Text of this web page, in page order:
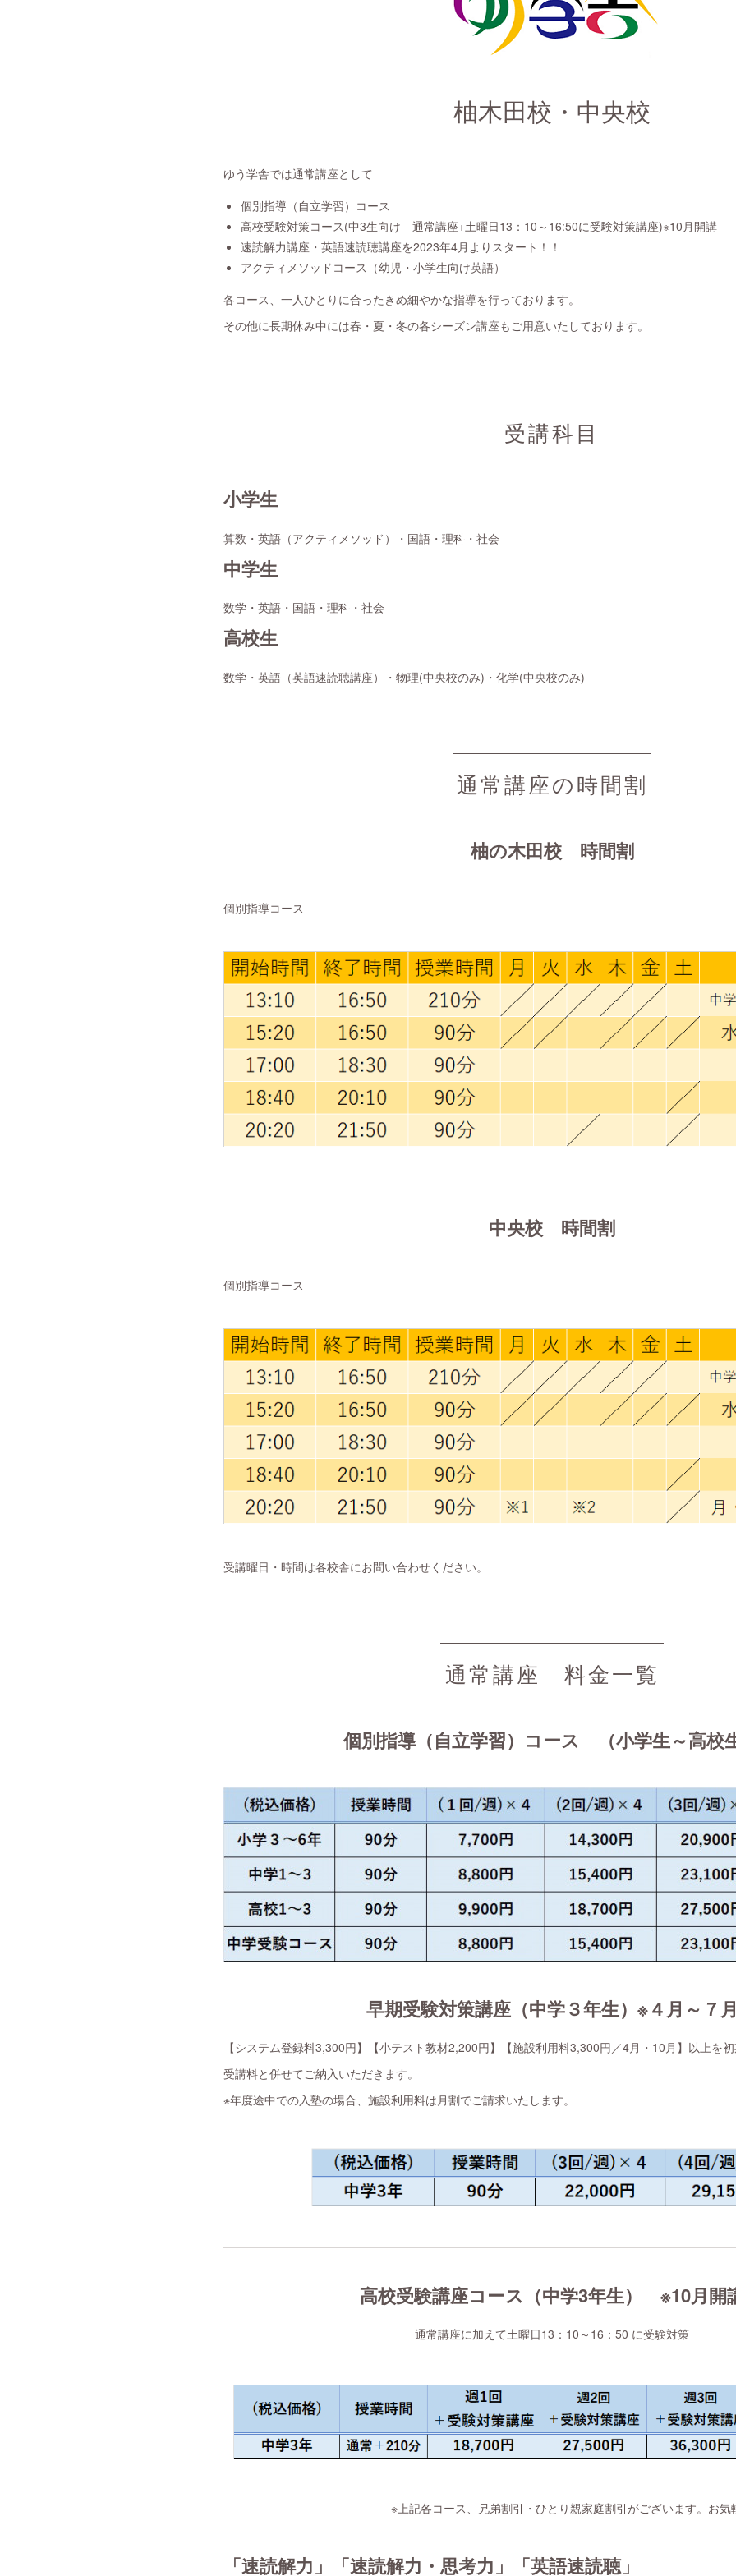
柚木田校・中央校
ゆう学舎では通常講座として
個別指導（自立学習）コース
高校受験対策コース(中3生向け 通常講座+土曜日13：10～16:50に受験対策講座)※10月開講
速読解力講座・英語速読聴講座を2023年4月よりスタート！！
アクティメソッドコース（幼児・小学生向け英語）
各コース、一人ひとりに合ったきめ細やかな指導を行っております。
その他に長期休み中には春・夏・冬の各シーズン講座もご用意いたしております。
受講科目
小学生
算数・英語（アクティメソッド）・国語・理科・社会
中学生
数学・英語・国語・理科・社会
高校生
数学・英語（英語速読聴講座）・物理(中央校のみ)・化学(中央校のみ)
通常講座の時間割
柚の木田校 時間割
個別指導コース
中央校 時間割
個別指導コース
受講曜日・時間は各校舎にお問い合わせください。
通常講座 料金一覧
個別指導（自立学習）コース （小学生～高校
早期受験対策講座（中学３年生）※４月～７
【システム登録料3,300円】【小テスト教材2,200円】【施設利用料3,300円／4月・10月】以上を
受講料と併せてご納入いただきます。
※年度途中での入塾の場合、施設利用料は月割でご請求いたします。
高校受験講座コース（中学3年生） ※10月開
通常講座に加えて土曜日13：10～16：50 に受験対策
※上記各コース、兄弟割引・ひとり親家庭割引がございます。お
「速読解力」「速読解力・思考力」「英語速読聴」